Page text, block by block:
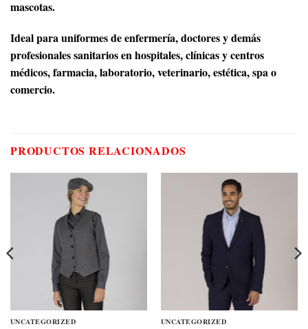
mascotas.
Ideal para uniformes de enfermería, doctores y demás
profesionales sanitarios en hospitales, clínicas y centros
médicos, farmacia, laboratorio, veterinario, estética, spa o
comercio.
PRODUCTOS RELACIONADOS
UNCATEGORIZED UNCATEGORIZED